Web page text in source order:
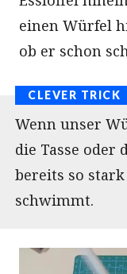
einen Würfel
ob er schon
Wenn unser
die Tasse oder
bereits so
schwimmt.